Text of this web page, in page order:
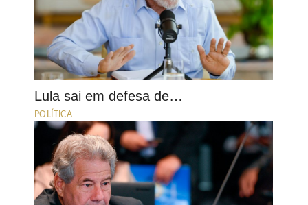
Lula sai em defesa de…
POLÍTICA